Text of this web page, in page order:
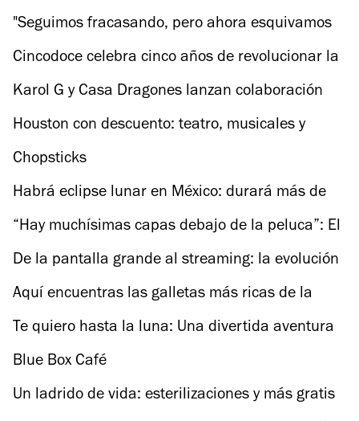
gay en el cine hoy ya es una realidad”
"Seguimos fracasando, pero ahora esquivamos
balas": El elenco de Stuart Fails to Save the
Universe
Cincodoce celebra cinco años de revolucionar la
noche
Karol G y Casa Dragones lanzan colaboración
top para el Tropicoqueta Tour
Houston con descuento: teatro, musicales y
deliciosos restaurantes
Chopsticks
Habrá eclipse lunar en México: durará más de
cinco horas
“Hay muchísimas capas debajo de la peluca”: El
arte del drag según Lolita Banana y Taiga Brava
De la pantalla grande al streaming: la evolución
del cine nacional según el elenco de La Banda
Aquí encuentras las galletas más ricas de la
CDMX
Te quiero hasta la luna: Una divertida aventura
espacial sobre el amor del pasado
Blue Box Café
Un ladrido de vida: esterilizaciones y más gratis